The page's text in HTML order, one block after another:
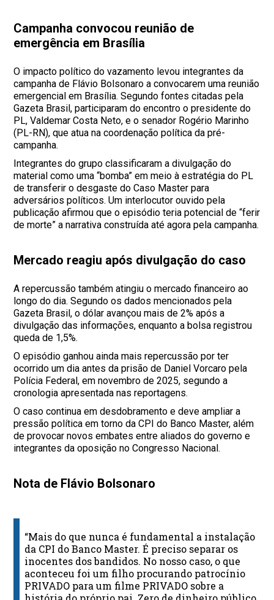
Campanha convocou reunião de
emergência em Brasília
O impacto político do vazamento levou integrantes da
campanha de Flávio Bolsonaro a convocarem uma reunião
emergencial em Brasília. Segundo fontes citadas pela
Gazeta Brasil, participaram do encontro o presidente do
PL, Valdemar Costa Neto, e o senador Rogério Marinho
(PL-RN), que atua na coordenação política da pré-
campanha.
Integrantes do grupo classificaram a divulgação do
material como uma “bomba” em meio à estratégia do PL
de transferir o desgaste do Caso Master para
adversários políticos. Um interlocutor ouvido pela
publicação afirmou que o episódio teria potencial de “ferir
de morte” a narrativa construída até agora pela campanha.
Mercado reagiu após divulgação do caso
A repercussão também atingiu o mercado financeiro ao
longo do dia. Segundo os dados mencionados pela
Gazeta Brasil, o dólar avançou mais de 2% após a
divulgação das informações, enquanto a bolsa registrou
queda de 1,5%.
O episódio ganhou ainda mais repercussão por ter
ocorrido um dia antes da prisão de Daniel Vorcaro pela
Polícia Federal, em novembro de 2025, segundo a
cronologia apresentada nas reportagens.
O caso continua em desdobramento e deve ampliar a
pressão política em torno da CPI do Banco Master, além
de provocar novos embates entre aliados do governo e
integrantes da oposição no Congresso Nacional.
Nota de Flávio Bolsonaro
“Mais do que nunca é fundamental a instalação
da CPI do Banco Master. É preciso separar os
inocentes dos bandidos. No nosso caso, o que
aconteceu foi um filho procurando patrocínio
PRIVADO para um filme PRIVADO sobre a